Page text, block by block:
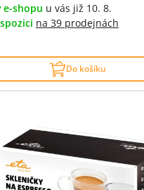
e-shopu u vás již 10. 8.
na 39 prodejnách
Do košíku